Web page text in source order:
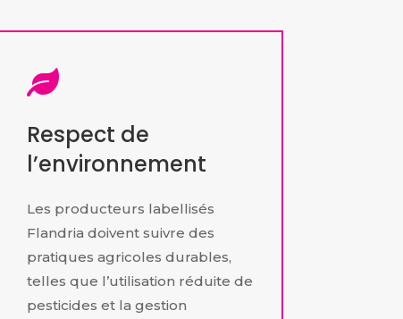

Respect de
l’environnement
Les producteurs labellisés
Flandria doivent suivre des
pratiques agricoles durables,
telles que l’utilisation réduite de
pesticides et la gestion